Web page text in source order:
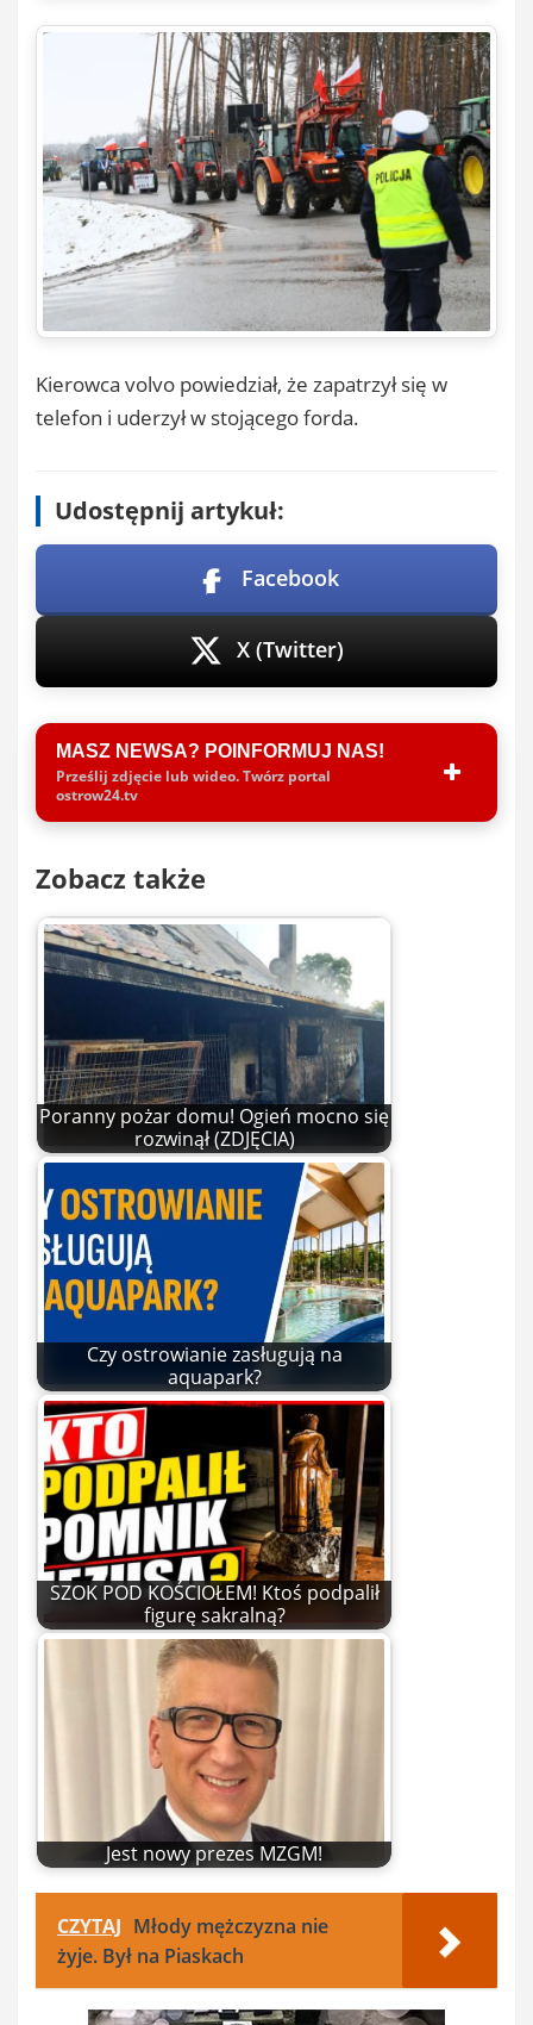
Kierowca volvo powiedział, że zapatrzył się w
telefon i uderzył w stojącego forda.
Udostępnij artykuł:
Facebook
X (Twitter)
MASZ NEWSA? POINFORMUJ NAS!
Prześlij zdjęcie lub wideo. Twórz portal
ostrow24.tv
Zobacz także
Poranny pożar domu! Ogień mocno się
rozwinął (ZDJĘCIA)
Czy ostrowianie zasługują na
aquapark?
SZOK POD KOŚCIOŁEM! Ktoś podpalił
figurę sakralną?
Jest nowy prezes MZGM!
CZYTAJ Młody mężczyzna nie
żyje. Był na Piaskach